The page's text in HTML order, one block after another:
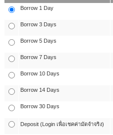
Borrow 1 Day
Borrow 3 Days
Borrow 5 Days
Borrow 7 Days
Borrow 10 Days
Borrow 14 Days
Borrow 30 Days
Deposit (Login เพื่อเชคค่ามัดจำจริง)